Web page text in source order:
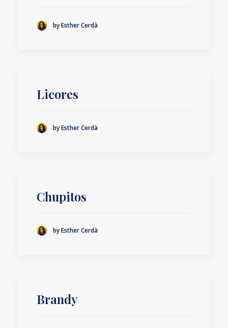
by Esther Cerdà
Licores
by Esther Cerdà
Chupitos
by Esther Cerdà
Brandy